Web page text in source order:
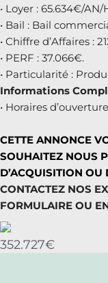
• Loyer : 65.634€/AN/
• Bail : Bail
• Chiffre d’Affaires :
• PERF : 37.066€.
• Particularité :
Informations
• Horaires
CETTE ANNONCE
SOUHAITEZ NOUS
D’ACQUISITION OU
CONTACTEZ NOS
FORMULAIRE OU
352.727€